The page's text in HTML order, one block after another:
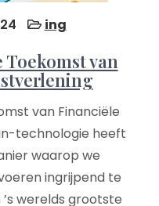
ing
Toekomst van
van Financiële
technologie heeft
waarop we
ingrijpend te
werelds grootste